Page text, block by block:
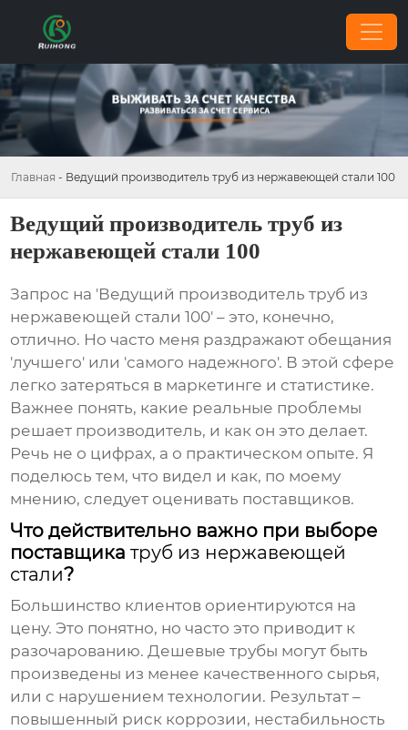
Главная - Ведущий производитель труб из нержавеющей стали 100
Ведущий производитель труб из
нержавеющей стали 100
Запрос на 'Ведущий производитель труб из
нержавеющей стали 100' – это, конечно,
отлично. Но часто меня раздражают обещания
'лучшего' или 'самого надежного'. В этой сфере
легко затеряться в маркетинге и статистике.
Важнее понять, какие реальные проблемы
решает производитель, и как он это делает.
Речь не о цифрах, а о практическом опыте. Я
поделюсь тем, что видел и как, по моему
мнению, следует оценивать поставщиков.
Что действительно важно при выборе
поставщикатруб из нержавеющей
стали?
Большинство клиентов ориентируются на
цену. Это понятно, но часто это приводит к
разочарованию. Дешевые трубы могут быть
произведены из менее качественного сырья,
или с нарушением технологии. Результат –
повышенный риск коррозии, нестабильность